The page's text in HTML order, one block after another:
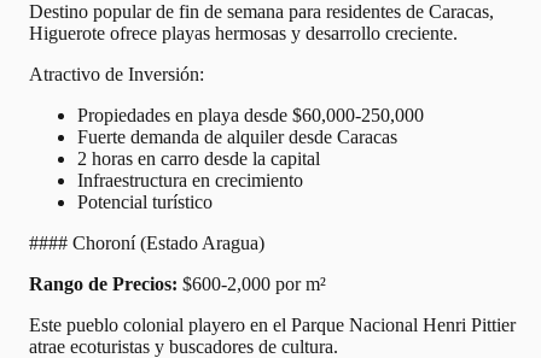
Destino popular de fin de semana para residentes de Caracas,
Higuerote ofrece playas hermosas y desarrollo creciente.
Atractivo de Inversión:
Propiedades en playa desde $60,000-250,000
Fuerte demanda de alquiler desde Caracas
2 horas en carro desde la capital
Infraestructura en crecimiento
Potencial turístico
#### Choroní (Estado Aragua)
Rango de Precios: $600-2,000 por m²
Este pueblo colonial playero en el Parque Nacional Henri Pittier
atrae ecoturistas y buscadores de cultura.